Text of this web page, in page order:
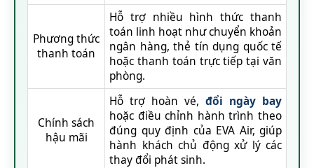
Phương thức
thanh toán
Hỗ trợ nhiều hình thức thanh
toán linh hoạt như chuyển khoản
ngân hàng, thẻ tín dụng quốc tế
hoặc thanh toán trực tiếp tại văn
phòng.
Chính sách
hậu mãi
Hỗ trợ hoàn vé, đổi ngày bay
hoặc điều chỉnh hành trình theo
đúng quy định của EVA Air, giúp
hành khách chủ động xử lý các
thay đổi phát sinh.